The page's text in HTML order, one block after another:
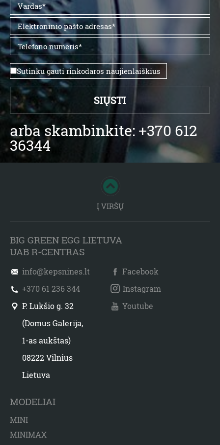
Sutinku gauti rinkodaros naujienlaiškius
arba skambinkite: +370 612
36344
Į VIRŠŲ
BIG GREEN EGG LIETUVA
UAB R-CENTRAS
info@kepsnines.lt
+370 61 236 344
P. Lukšio g. 32
(Domus Galerija,
1-as aukštas)
08222 Vilnius
Lietuva
Facebook
Instagram
Youtube
MODELIAI
MINI
MINIMAX